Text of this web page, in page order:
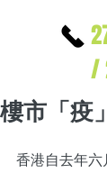
/
樓市「疫
香港自去年